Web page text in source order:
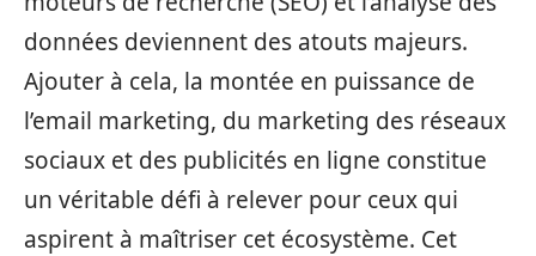
données deviennent des atouts majeurs.
Ajouter à cela, la montée en puissance de
l’email marketing, du marketing des réseaux
sociaux et des publicités en ligne constitue
un véritable défi à relever pour ceux qui
aspirent à maîtriser cet écosystème. Cet